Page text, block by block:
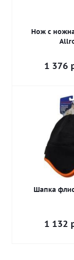
Нож с
1 376
Шапка
1 132